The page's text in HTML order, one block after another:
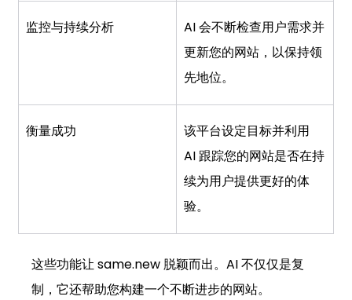
监控与持续分析
AI 会不断检查用户需求并
更新您的网站，以保持领
先地位。
衡量成功
该平台设定目标并利用
AI 跟踪您的网站是否在持
续为用户提供更好的体
验。
这些功能让 same.new 脱颖而出。AI 不仅仅是复
制，它还帮助您构建一个不断进步的网站。